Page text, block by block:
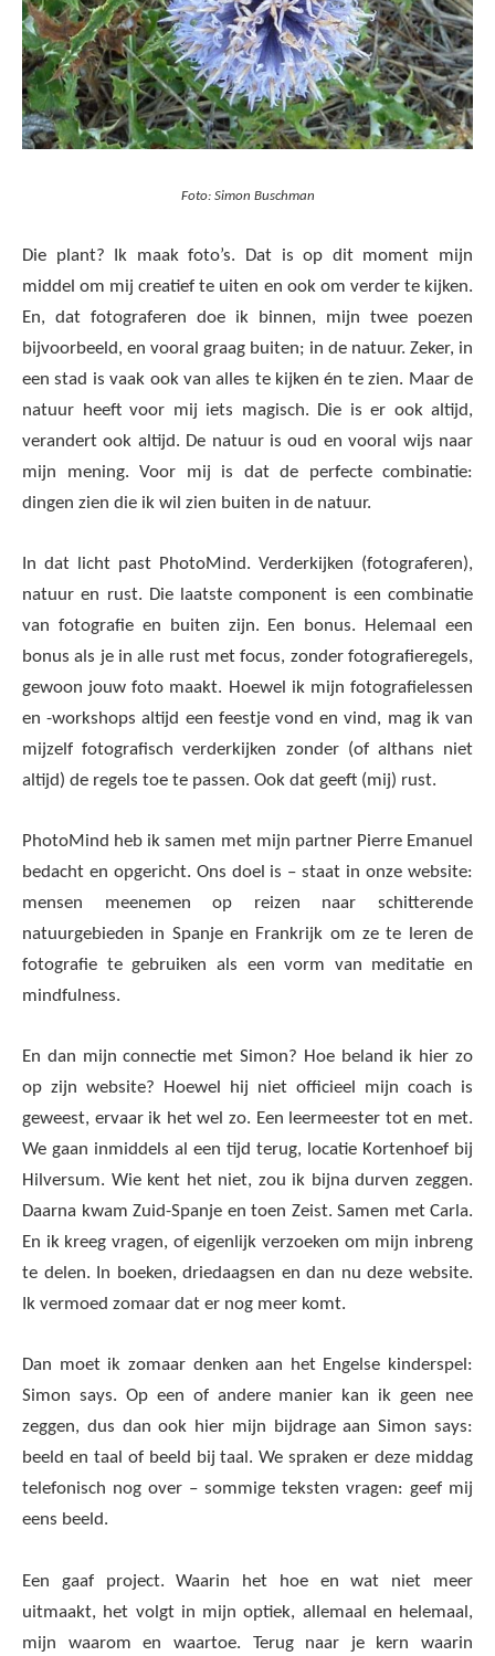
Foto: Simon Buschman
Die plant? Ik maak foto’s. Dat is op dit moment mijn
middel om mij creatief te uiten en ook om verder te kijken.
En, dat fotograferen doe ik binnen, mijn twee poezen
bijvoorbeeld, en vooral graag buiten; in de natuur. Zeker, in
een stad is vaak ook van alles te kijken én te zien. Maar de
natuur heeft voor mij iets magisch. Die is er ook altijd,
verandert ook altijd. De natuur is oud en vooral wijs naar
mijn mening. Voor mij is dat de perfecte combinatie:
dingen zien die ik wil zien buiten in de natuur.
In dat licht past PhotoMind. Verderkijken (fotograferen),
natuur en rust. Die laatste component is een combinatie
van fotografie en buiten zijn. Een bonus. Helemaal een
bonus als je in alle rust met focus, zonder fotografieregels,
gewoon jouw foto maakt. Hoewel ik mijn fotografielessen
en -workshops altijd een feestje vond en vind, mag ik van
mijzelf fotografisch verderkijken zonder (of althans niet
altijd) de regels toe te passen. Ook dat geeft (mij) rust.
PhotoMind heb ik samen met mijn partner Pierre Emanuel
bedacht en opgericht. Ons doel is – staat in onze website:
mensen meenemen op reizen naar schitterende
natuurgebieden in Spanje en Frankrijk om ze te leren de
fotografie te gebruiken als een vorm van meditatie en
mindfulness.
En dan mijn connectie met Simon? Hoe beland ik hier zo
op zijn website? Hoewel hij niet officieel mijn coach is
geweest, ervaar ik het wel zo. Een leermeester tot en met.
We gaan inmiddels al een tijd terug, locatie Kortenhoef bij
Hilversum. Wie kent het niet, zou ik bijna durven zeggen.
Daarna kwam Zuid-Spanje en toen Zeist. Samen met Carla.
En ik kreeg vragen, of eigenlijk verzoeken om mijn inbreng
te delen. In boeken, driedaagsen en dan nu deze website.
Ik vermoed zomaar dat er nog meer komt.
Dan moet ik zomaar denken aan het Engelse kinderspel:
Simon says. Op een of andere manier kan ik geen nee
zeggen, dus dan ook hier mijn bijdrage aan Simon says:
beeld en taal of beeld bij taal. We spraken er deze middag
telefonisch nog over – sommige teksten vragen: geef mij
eens beeld.
Een gaaf project. Waarin het hoe en wat niet meer
uitmaakt, het volgt in mijn optiek, allemaal en helemaal,
mijn waarom en waartoe. Terug naar je kern waarin